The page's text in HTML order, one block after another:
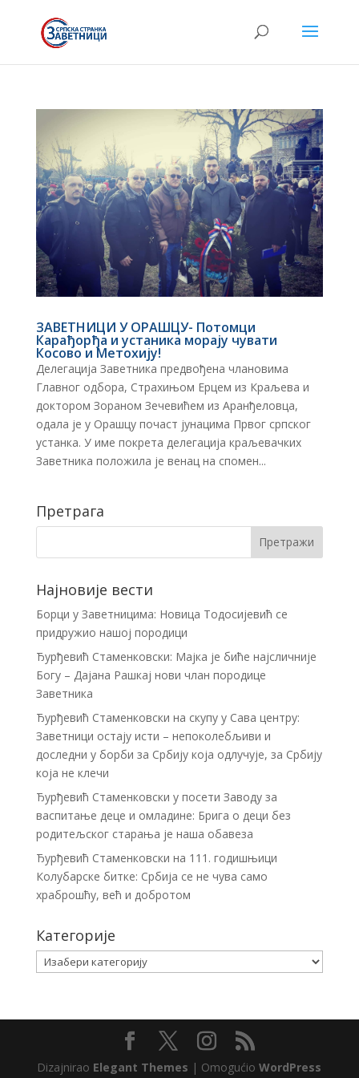
ЗАВЕТНИЦИ У ОРАШЦУ- Потомци
Карађорђа и устаника морају чувати
Косово и Метохију!
Делегација Заветника предвођена члановима
Главног одбора, Страхињом Ерцeм из Краљева и
доктором Зораном Зечевићем из Аранђеловца,
одала је у Орашцу почаст јунацима Првог српског
устанка. У име покрета делегација краљевачких
Заветника положила је венац на спомен...
Претрага
Најновије вести
Борци у Заветницима: Новица Тодосијевић се
придружио нашој породици
Ђурђевић Стаменковски: Мајка је биће најсличније
Богу – Дајана Рашкај нови члан породице
Заветника
Ђурђевић Стаменковски на скупу у Сава центру:
Заветници остају исти – непоколебљиви и
доследни у борби за Србију која одлучује, за Србију
која не клечи
Ђурђевић Стаменковски у посети Заводу за
васпитање деце и омладине: Брига о деци без
родитељског старања је наша обавеза
Ђурђевић Стаменковски на 111. годишњици
Колубарске битке: Србија се не чува само
храброшћу, већ и добротом
Категорије
Категорије
Dizajnirao Elegant Themes | OmogućioWordPress